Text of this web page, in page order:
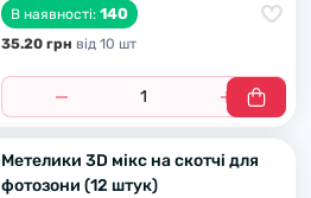
В наявності: 140
35.20 грн вiд 10 шт
Метелики 3D мікс на скотчі для
фотозони (12 штук)